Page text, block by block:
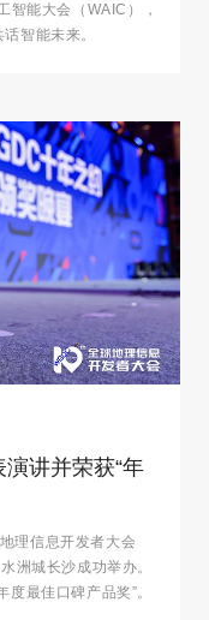
智能大会（WAIC），
智能未来。
讲并荣获“年
理信息开发者大会
洲城长沙成功举办。
最佳口碑产品奖”。